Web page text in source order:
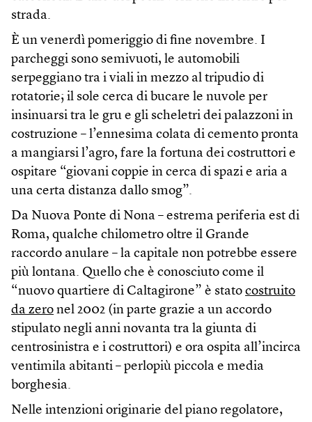
strada.
È un venerdì pomeriggio di fine novembre. I
parcheggi sono semivuoti, le automobili
serpeggiano tra i viali in mezzo al tripudio di
rotatorie; il sole cerca di bucare le nuvole per
insinuarsi tra le gru e gli scheletri dei palazzoni in
costruzione – l’ennesima colata di cemento pronta
a mangiarsi l’agro, fare la fortuna dei costruttori e
ospitare “giovani coppie in cerca di spazi e aria a
una certa distanza dallo smog”.
Da Nuova Ponte di Nona – estrema periferia est di
Roma, qualche chilometro oltre il Grande
raccordo anulare – la capitale non potrebbe essere
più lontana. Quello che è conosciuto come il
“nuovo quartiere di Caltagirone” è stato costruito
da zero nel 2002 (in parte grazie a un accordo
stipulato negli anni novanta tra la giunta di
centrosinistra e i costruttori) e ora ospita all’incirca
ventimila abitanti – perlopiù piccola e media
borghesia.
Nelle intenzioni originarie del piano regolatore,